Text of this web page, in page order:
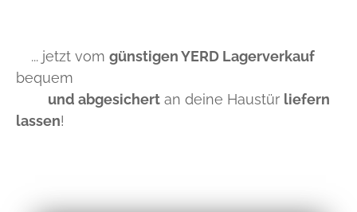
... jetzt vom günstigen YERD Lagerverkauf
bequem
und abgesichert an deine Haustür liefern
lassen!